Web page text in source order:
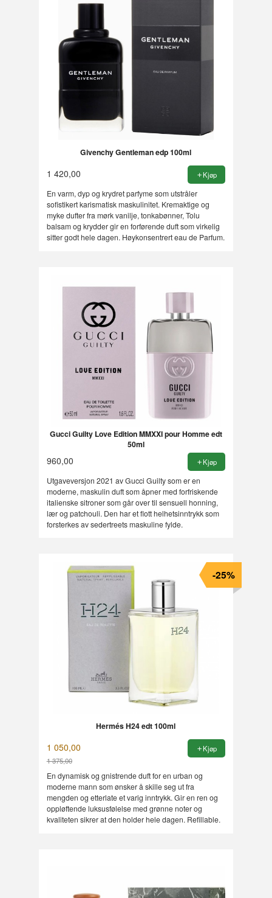
Givenchy Gentleman edp 100ml
1 420,00 Kjøp
En varm, dyp og krydret parfyme som utstråler
sofistikert karismatisk maskulinitet. Kremaktige og
myke dufter fra mørk vanilje, tonkabønner, Tolu
balsam og krydder gir en forførende duft som virkelig
sitter godt hele dagen. Høykonsentrert eau de Parfum.
Gucci Guilty Love Edition MMXXI pour Homme edt
50ml
960,00 Kjøp
Utgaveversjon 2021 av Gucci Guilty som er en
moderne, maskulin duft som åpner med forfriskende
italienske sitroner som går over til sensuell honning,
lær og patchouli. Den har et flott helhetsinntrykk som
forsterkes av sedertreets maskuline fylde.
Hermés H24 edt 100ml
1 050,00
1 375,00
Rabatt
-25%
Kjøp
En dynamisk og gnistrende duft for en urban og
moderne mann som ønsker å skille seg ut fra
mengden og etterlate et varig inntrykk. Gir en ren og
oppløftende luksusfølelse med grønne noter og
kvaliteten sikrer at den holder hele dagen. Refillable.